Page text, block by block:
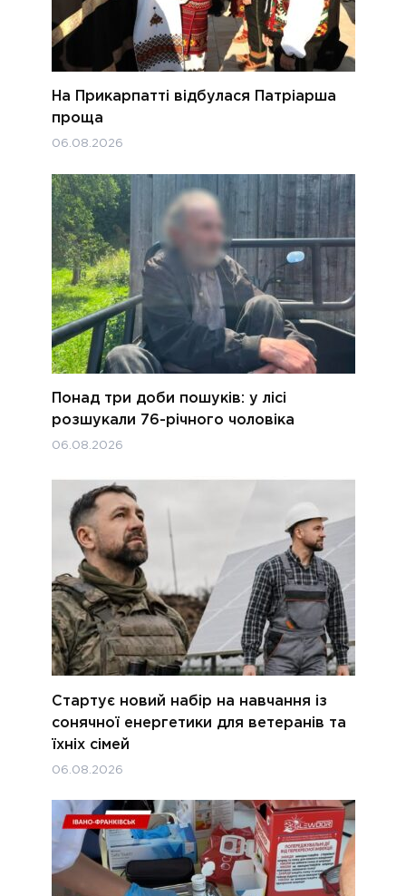
На Прикарпатті відбулася Патріарша
проща
06.08.2026
Понад три доби пошуків: у лісі
розшукали 76-річного чоловіка
06.08.2026
Стартує новий набір на навчання із
сонячної енергетики для ветеранів та
їхніх сімей
06.08.2026